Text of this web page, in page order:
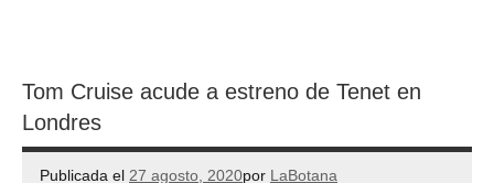
Tom Cruise acude a estreno de Tenet en
Londres
Publicada el 27 agosto, 2020por LaBotana